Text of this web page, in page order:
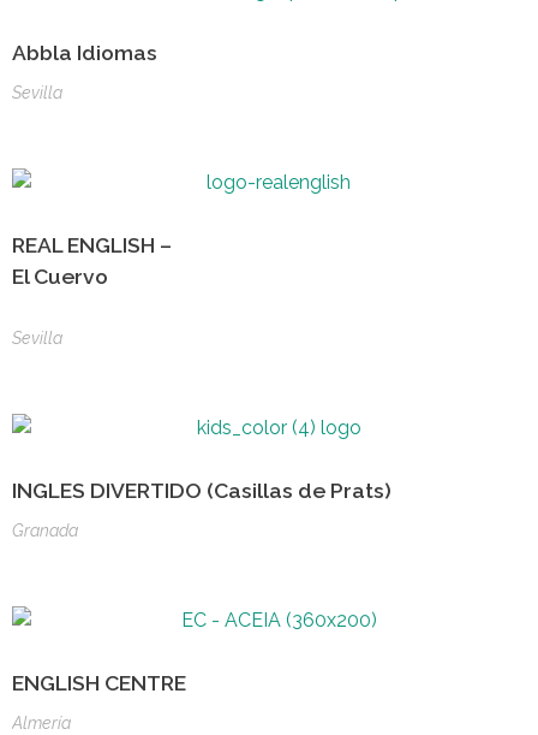
Abbla Idiomas
Sevilla
REAL ENGLISH –
El Cuervo
Sevilla
INGLES DIVERTIDO (Casillas de Prats)
Granada
ENGLISH CENTRE
Almería